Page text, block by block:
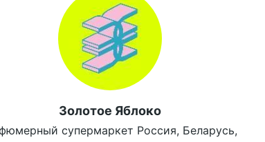
Золотое Яблоко
супермаркет Россия, Беларусь,